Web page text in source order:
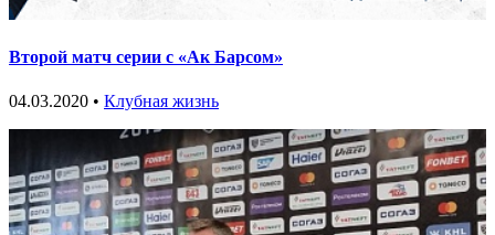
Второй матч серии с «Ак Барсом»
04.03.2020 • Клубная жизнь